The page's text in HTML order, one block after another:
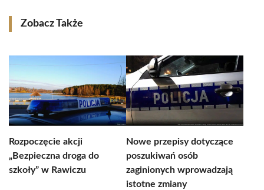
Zobacz Także
Rozpoczęcie akcji
„Bezpieczna droga do
szkoły” w Rawiczu
Nowe przepisy dotyczące
poszukiwań osób
zaginionych wprowadzają
istotne zmiany